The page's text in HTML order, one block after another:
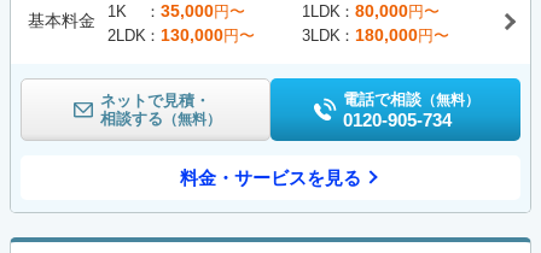
基本料金 1K 35,000円〜 1LDK 80,000円〜
2LDK
130,000円〜 3LDK 180,000円〜
ネットで見積・
相談する （無料）
電話で相談 （無料）
0120-905-734
料金・サービスを見る